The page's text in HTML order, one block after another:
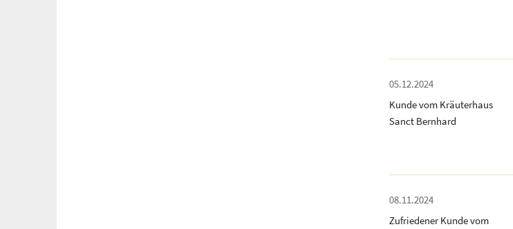
05.12.2024
Kunde vom Kräuterhaus
Sanct Bernhard
08.11.2024
Zufriedener Kunde vom